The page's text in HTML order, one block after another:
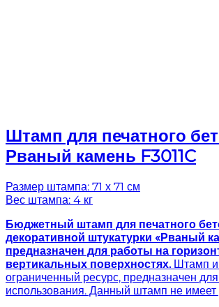
Штамп для печатного
Рваный камень F3011C
Размер штампа: 71 х 71 см
Вес штампа: 4 кг
Бюджетный штамп для печатного
декоративной штукатурки «Рваный
предназначен для работы на
вертикальных поверхностях. Штамп
ограниченный ресурс, предназначен
использования. Данный штамп не имеет